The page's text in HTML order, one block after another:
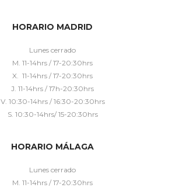
HORARIO MADRID
Lunes cerrado
M. 11-14hrs / 17-20:30hrs
X. 11-14hrs / 17-20:30hrs
J. 11-14hrs / 17h-20:30hrs
V. 10:30-14hrs / 16:30-20:30hrs
S. 10:30-14hrs/ 15-20:30hrs
HORARIO MÁLAGA
Lunes cerrado
M. 11-14hrs / 17-20:30hrs